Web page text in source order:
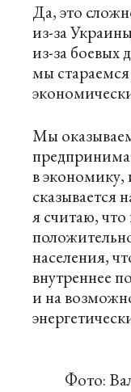
Да, это
из-за
из-за боевых
мы стараемся
Мы
в экономику,
сказывается
я считаю, что
населения,
внутреннее
и на
Фото: